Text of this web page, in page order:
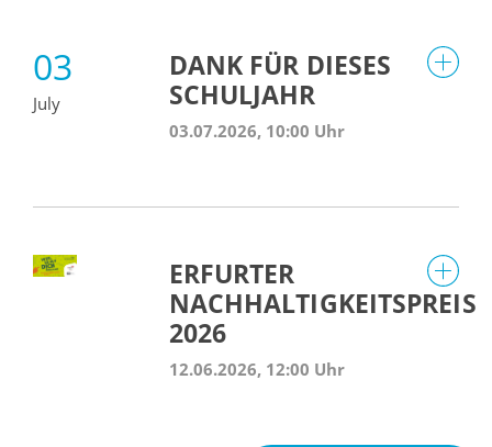
03
July
DANK FÜR DIESES
SCHULJAHR
03.07.2026, 10:00 Uhr
ERFURTER
NACHHALTIGKEITSPREIS
2026
12.06.2026, 12:00 Uhr